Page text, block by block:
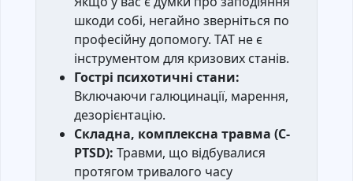
шкоди собі, негайно зверніться по
професійну допомогу. ТАТ не є
інструментом для кризових станів.
Гострі психотичні стани:
Включаючи галюцинації, марення,
дезорієнтацію.
Складна, комплексна травма (C-
PTSD): Травми, що відбувалися
протягом тривалого часу